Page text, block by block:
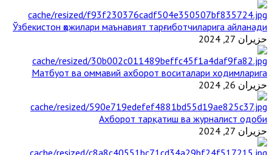
Ўзбекистон ҳожилари маънавият тарғиботчиларига айланади
حزيران 27, 2024
Матбуот ва оммавий ахборот воситалари ходимларига
حزيران 26, 2024
Ахборот тарқатиш ва журналист одоби
حزيران 27, 2024